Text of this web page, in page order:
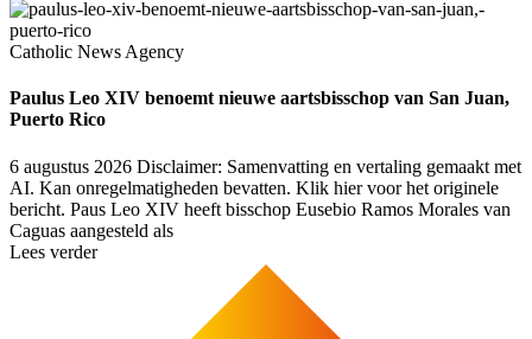
Catholic News Agency
Paulus Leo XIV benoemt nieuwe aartsbisschop van San Juan,
Puerto Rico
6 augustus 2026 Disclaimer: Samenvatting en vertaling gemaakt met
AI. Kan onregelmatigheden bevatten. Klik hier voor het originele
bericht. Paus Leo XIV heeft bisschop Eusebio Ramos Morales van
Caguas aangesteld als
Lees verder